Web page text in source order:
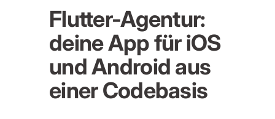
Flutter-Agentur:
deine App für iOS
und Android aus
einer Codebasis